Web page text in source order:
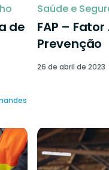
de
Saúde e
FAP –
Prevenção
26 de abril de 2023